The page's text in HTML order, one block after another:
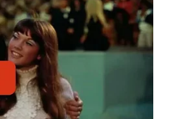
HWS Matic 2017 –
68.000 KM! Siap Pakai
Ultimate 2023
44.000, Pajak Panjang!